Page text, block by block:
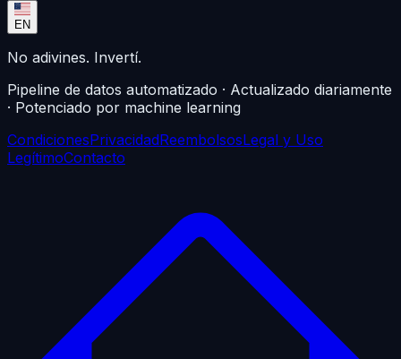
EN
No adivines. Invertí.
Pipeline de datos automatizado · Actualizado diariamente
· Potenciado por machine learning
CondicionesPrivacidadReembolsosLegal y Uso
LegítimoContacto